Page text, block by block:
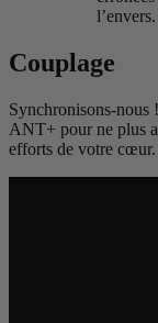
l’envers.
Couplage
Synchronisons-
ANT+ pour ne plus
efforts de votre cœur.